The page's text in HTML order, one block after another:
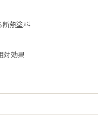
断熱塗料
対効果